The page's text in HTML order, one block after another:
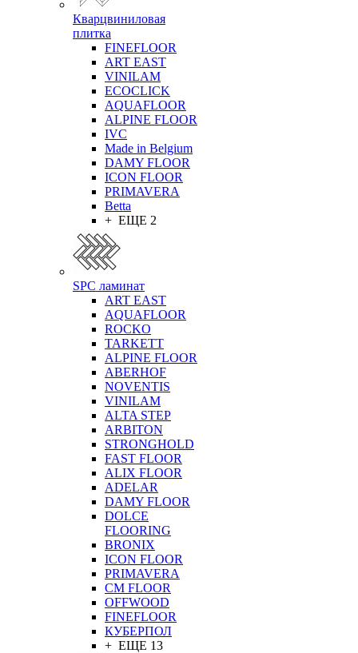
Кварцвиниловая
плитка
FINEFLOOR
ART EAST
VINILAM
ECOCLICK
AQUAFLOOR
ALPINE FLOOR
IVC
Made in Belgium
DAMY FLOOR
ICON FLOOR
PRIMAVERA
Betta
+ ЕЩЕ 2
SPC ламинат
ART EAST
AQUAFLOOR
ROCKO
TARKETT
ALPINE FLOOR
ABERHOF
NOVENTIS
VINILAM
ALTA STEP
ARBITON
STRONGHOLD
FAST FLOOR
ALIX FLOOR
ADELAR
DAMY FLOOR
DOLCE
FLOORING
BRONIX
ICON FLOOR
PRIMAVERA
CM FLOOR
OFFWOOD
FINEFLOOR
КУБЕРПОЛ
+ ЕЩЕ 13